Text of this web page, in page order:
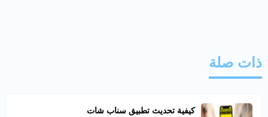
ذات صلة
كيفية تحديث تطبيق سناب شات